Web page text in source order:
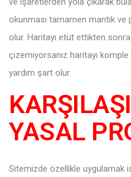
okunması tamamen mantık
olur. Haritayı etüt ettikten
çizemiyorsanız haritayı komple
yardım şart olur.
YASAL
Sitemizde özellikle uygulamak